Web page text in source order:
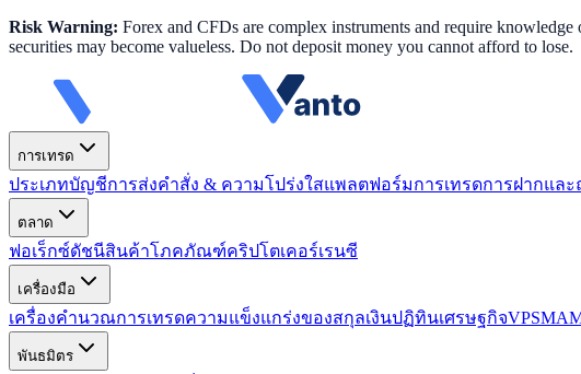
Risk Warning: Forex and CFDs are complex instruments and require
securities may become valueless. Do not deposit money you cannot afford to lose.
การเทรด
ประเภทบัญชีการส่งคำสั่ง & ความโปร่งใสแพลตฟอร์มการเทรดการฝากและ
ตลาด
ฟอเร็กซ์ดัชนีสินค้าโภคภัณฑ์คริปโตเคอร์เรนซี
เครื่องมือ
เครื่องคำนวณการเทรดความแข็งแกร่งของสกุลเงินปฏิทินเศรษฐกิจVPS
พันธมิตร